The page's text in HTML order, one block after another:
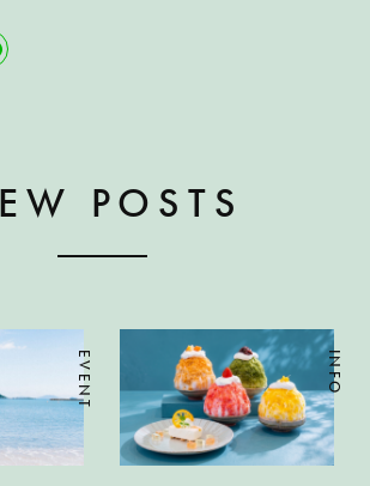
POSTS
EVENT INFO